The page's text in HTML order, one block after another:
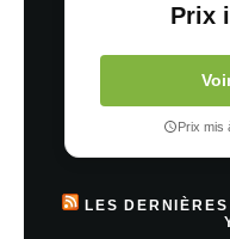
Prix
Prix mis
LES